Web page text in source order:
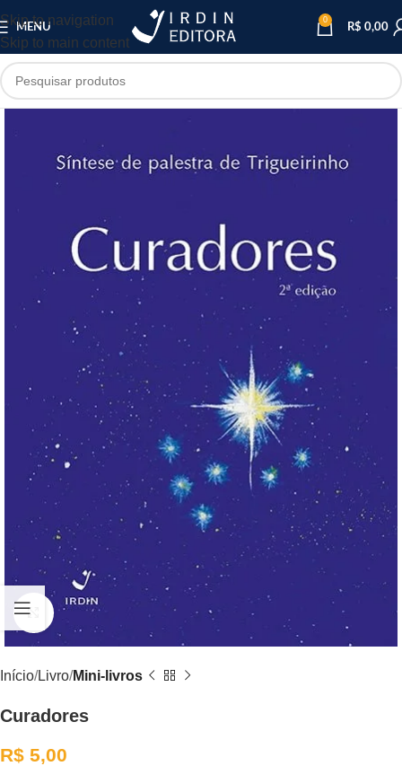
Skip to navigation
Skip to main content
MENU
0
R$ 0,00
Clique para ampliar
Início Livro Mini-livros
Curadores
R$ 5,00